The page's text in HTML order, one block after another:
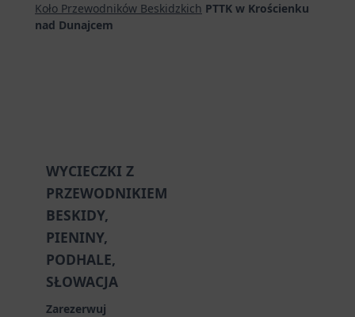
Koło Przewodników Beskidzkich PTTK w Krościenku
nad Dunajcem
WYCIECZKI Z
PRZEWODNIKIEM
BESKIDY,
PIENINY,
PODHALE,
SŁOWACJA
Zarezerwuj